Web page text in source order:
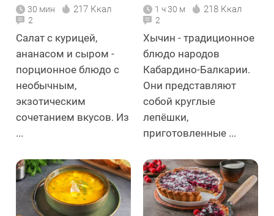
30 мин 217 Ккал
2
Салат с курицей,
ананасом и сыром -
порционное блюдо с
необычным,
экзотическим
сочетанием вкусов. Из
...
1 ч 30 м 218 Ккал
2
Хычин - традиционное
блюдо народов
Кабардино-Балкарии.
Они представляют
собой круглые
лепёшки,
приготовленные ...